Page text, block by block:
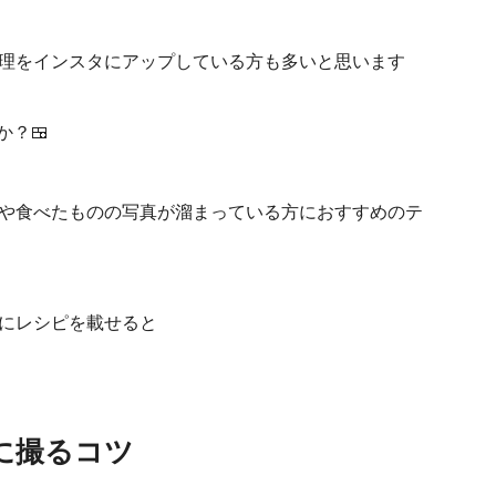
をインスタにアップしている方も多いと思います
？🍱
食べたものの写真が溜まっている方におすすめのテ
レシピを載せると
撮るコツ